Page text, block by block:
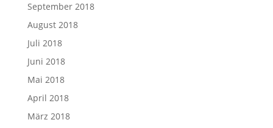
September 2018
August 2018
Juli 2018
Juni 2018
Mai 2018
April 2018
März 2018